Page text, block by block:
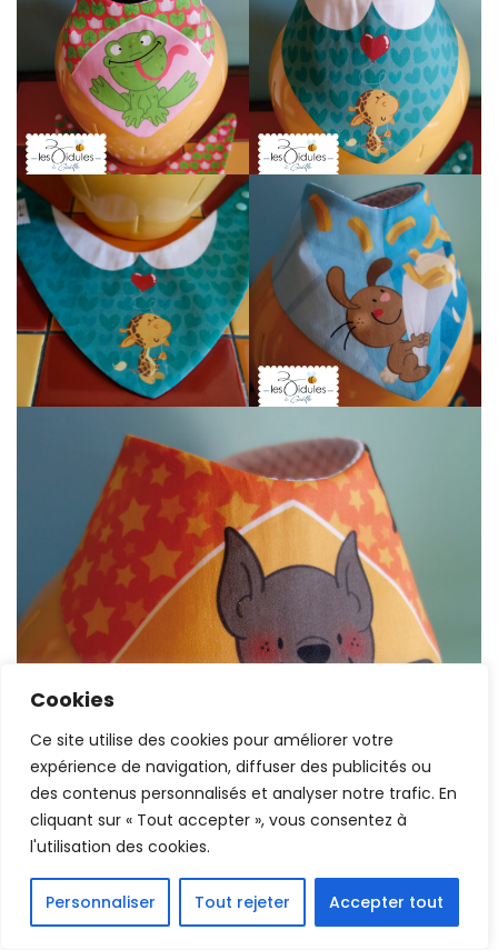
Cookies
Ce site utilise des cookies pour améliorer votre
expérience de navigation, diffuser des publicités ou
des contenus personnalisés et analyser notre trafic. En
cliquant sur « Tout accepter », vous consentez à
l'utilisation des cookies.
Personnaliser Tout rejeter Accepter tout